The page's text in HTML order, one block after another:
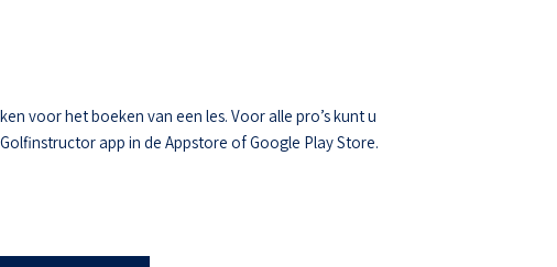
voor het boeken van een les. Voor alle pro’s kunt u
app in de Appstore of Google Play Store.